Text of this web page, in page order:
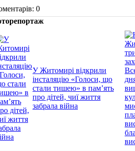
0
У Житомирі відкрили
інсталяцію «Голоси, що
стали тишею» в пам’ять
про дітей, чиї життя
забрала війна